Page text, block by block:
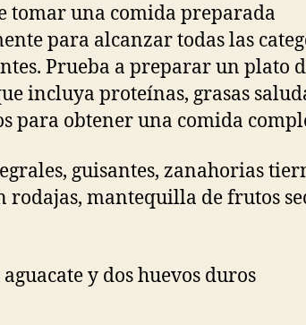
tomar una comida preparada
para alcanzar todas las
Prueba a preparar un plato
incluya proteínas, grasas
para obtener una comida
guisantes, zanahorias
rodajas, mantequilla de frutos
aguacate y dos huevos duros